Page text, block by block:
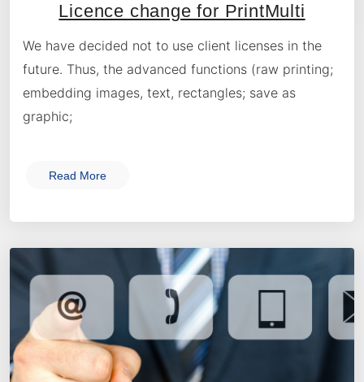
Licence change for PrintMulti
We have decided not to use client licenses in the
future. Thus, the advanced functions (raw printing;
embedding images, text, rectangles; save as
graphic;
Read More